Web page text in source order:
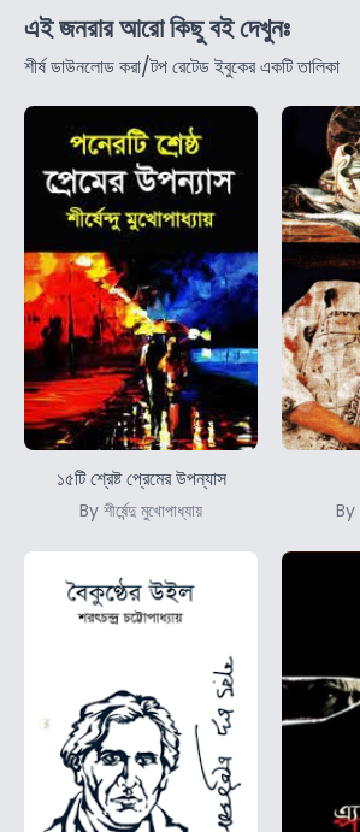
এই জনরার আরো কিছু বই দেখুনঃ
শীর্ষ ডাউনলোড করা/টপ রেটেড ইবুকের একটি তালিকা
১৫টি শ্রেষ্ট প্রেমের উপন্যাস
By শীর্ষেন্দু মুখোপাধ্যায় By